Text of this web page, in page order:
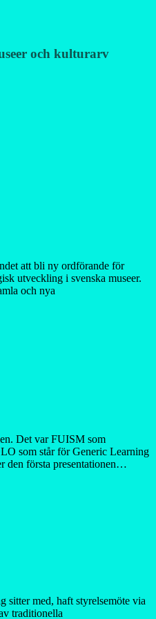
och kulturarv
att bli ny ordförande för
utveckling i svenska museer.
och nya
Det var FUISM som
som står för Generic Learning
den första presentationen…
sitter med, haft styrelsemöte via
traditionella